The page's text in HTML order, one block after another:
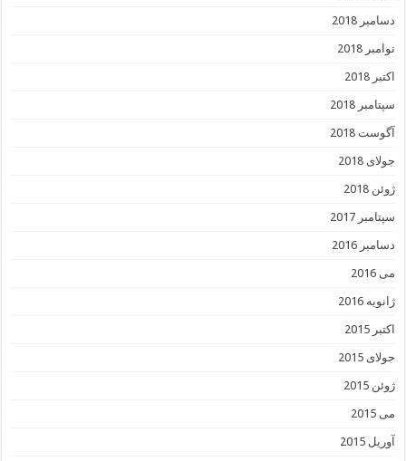
دسامبر 2018
نوامبر 2018
اکتبر 2018
سپتامبر 2018
آگوست 2018
جولای 2018
ژوئن 2018
سپتامبر 2017
دسامبر 2016
می 2016
ژانویه 2016
اکتبر 2015
جولای 2015
ژوئن 2015
می 2015
آوریل 2015